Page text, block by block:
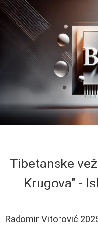
Tibetanske
Krugova" -
Radomir Vitorović